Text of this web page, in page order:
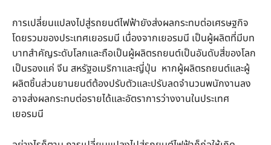
การเปลี่ยนแปลงไปสู่รถยนต์ไฟฟ้ายังส่งผลกระทบต่อเศรษฐกิจ
โดยรวมของประเทศเยอรมนี เนื่องจากเยอรมนี เป็นผู้ผลิตที่มีบท
บาทสําคัญระดับโลกและถือเป็นผู้ผลิตรถยนต์เป็นอันดับสี่ของโลก
เป็นรองแค่ จีน สหรัฐอเมริกาและญี่ปุ่น หากผู้ผลิตรถยนต์และผู้
ผลิตชิ้นส่วนยานยนต์ต้องปรับตัวและปรับลดจำนวนพนักงานลง
อาจส่งผลกระทบต่อรายได้และอัตราการว่างงานในประเทศ
เยอรมนี